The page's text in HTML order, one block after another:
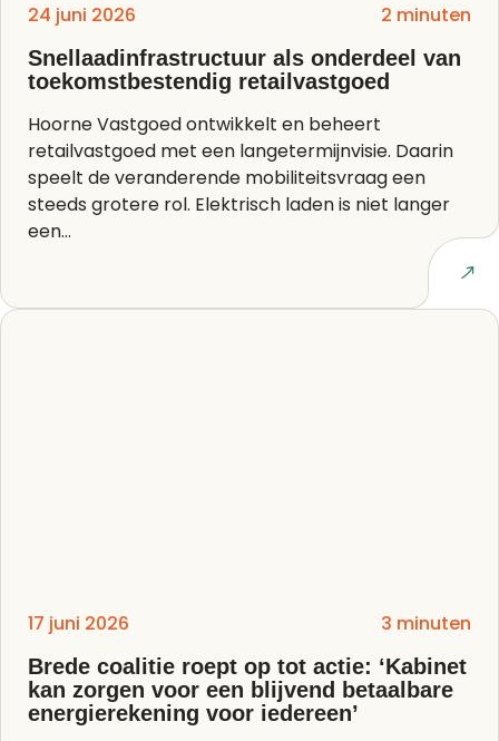
24 juni 2026 2 minuten
Snellaadinfrastructuur als onderdeel van
toekomstbestendig retailvastgoed
Hoorne Vastgoed ontwikkelt en beheert
retailvastgoed met een langetermijnvisie. Daarin
speelt de veranderende mobiliteitsvraag een
steeds grotere rol. Elektrisch laden is niet langer
een...
Lees artikel
17 juni 2026 3 minuten
Brede coalitie roept op tot actie: ‘Kabinet
kan zorgen voor een blijvend betaalbare
energierekening voor iedereen’